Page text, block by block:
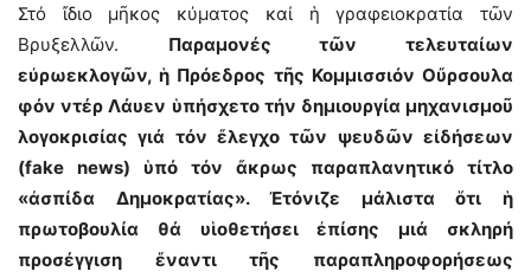
Στό ἴδιο μῆκος κύματος καί ἡ γραφειοκρατία τῶν
Βρυξελλῶν. Παραμονές τῶν τελευταίων
εὐρωεκλογῶν, ἡ Πρόεδρος τῆς Κομμισσιόν Οὔρσουλα
φόν ντέρ Λάυεν ὑπήσχετο τήν δημιουργία μηχανισμοῦ
λογοκρισίας γιά τόν ἔλεγχο τῶν ψευδῶν εἰδήσεων
(fake news) ὑπό τόν ἄκρως παραπλανητικό τίτλο
«ἀσπίδα Δημοκρατίας». Ἐτόνιζε μάλιστα ὅτι ἡ
πρωτοβουλία θά υἱοθετήσει ἐπίσης μιά σκληρή
προσέγγιση ἔναντι τῆς παραπληροφορήσεως